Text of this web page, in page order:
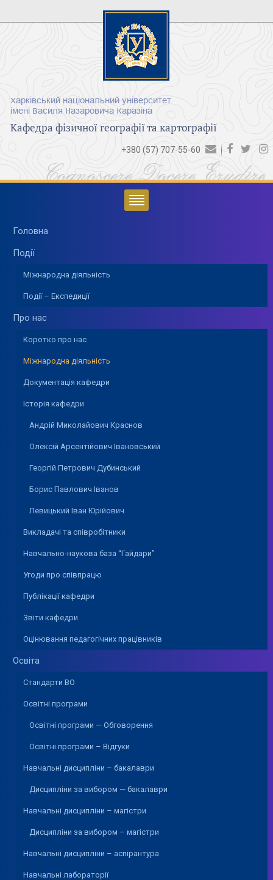
Харківський національний університет
імені Василя Назаровича Каразіна
Кафедра фізичної географії та картографії
+380 (57) 707-55-60
Cognoscere Docere Erudire
Головна
Події
Міжнародна діяльність
Події – Експедиції
Про нас
Коротко про нас
Міжнародна діяльність
Документація кафедри
Історія кафедри
Андрій Миколайович Краснов
Олексій Арсентійович Івановський
Георгій Петрович Дубинський
Борис Павлович Іванов
Левицький Іван Юрійович
Викладачі та співробітники
Навчально-наукова база “Гайдари”
Угоди про співпрацю
Публікації кафедри
Звіти кафедри
Оцінювання педагогічних працівників
Освіта
Стандарти ВО
Освітні програми
Освітні програми — Обговорення
Освітні програми – Відгуки
Навчальні дисципліни – бакалаври
Дисципліни за вибором — бакалаври
Навчальні дисципліни – магістри
Дисципліни за вибором – магістри
Навчальні дисципліни – аспірантура
Навчальні лабораторії